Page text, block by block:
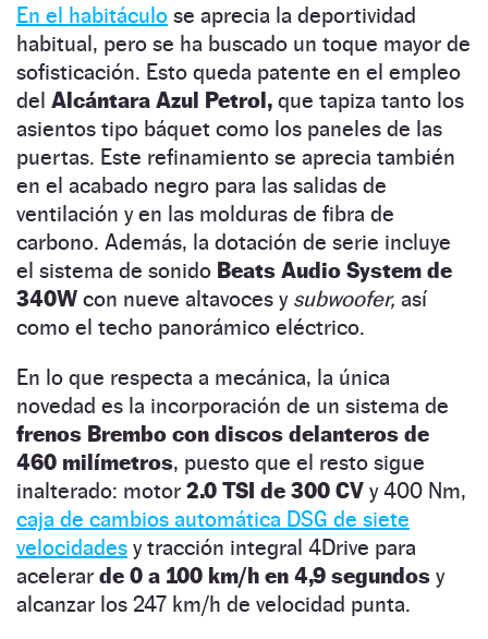
En el habitáculo se aprecia la deportividad
habitual, pero se ha buscado un toque mayor de
sofisticación. Esto queda patente en el empleo
del Alcántara Azul Petrol, que tapiza tanto los
asientos tipo báquet como los paneles de las
puertas. Este refinamiento se aprecia también
en el acabado negro para las salidas de
ventilación y en las molduras de fibra de
carbono. Además, la dotación de serie incluye
el sistema de sonido Beats Audio System de
340W con nueve altavoces y subwoofer, así
como el techo panorámico eléctrico.
En lo que respecta a mecánica, la única
novedad es la incorporación de un sistema de
frenos Brembo con discos delanteros de
460 milímetros, puesto que el resto sigue
inalterado: motor 2.0 TSI de 300 CV y 400 Nm,
caja de cambios automática DSG de siete
velocidades y tracción integral 4Drive para
acelerar de 0 a 100 km/h en 4,9 segundos y
alcanzar los 247 km/h de velocidad punta.